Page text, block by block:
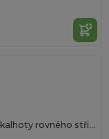
ROCHAT Unisex dlouhé kalhoty rovného střihu